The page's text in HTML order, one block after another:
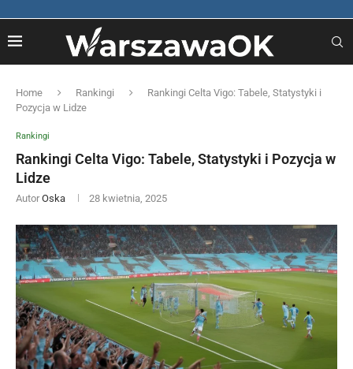
Home Rankingi
Rankingi Celta Vigo: Tabele, Statystyki i
Pozycja w Lidze
Rankingi
Rankingi Celta Vigo: Tabele, Statystyki i Pozycja w
Lidze
Autor Oska 28 kwietnia, 2025